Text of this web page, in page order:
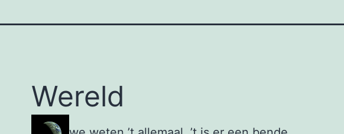
Wereld